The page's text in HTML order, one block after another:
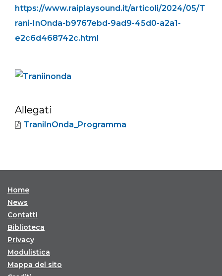
https://www.raiplaysound.it/articoli/2024/05/T
rani-InOnda-b9767ebd-9ad9-45d0-a2a1-
e2c6d468742c.html
Allegati
TraniInOnda_Programma
Home
News
Contatti
Biblioteca
Privacy
Modulistica
Mappa del sito